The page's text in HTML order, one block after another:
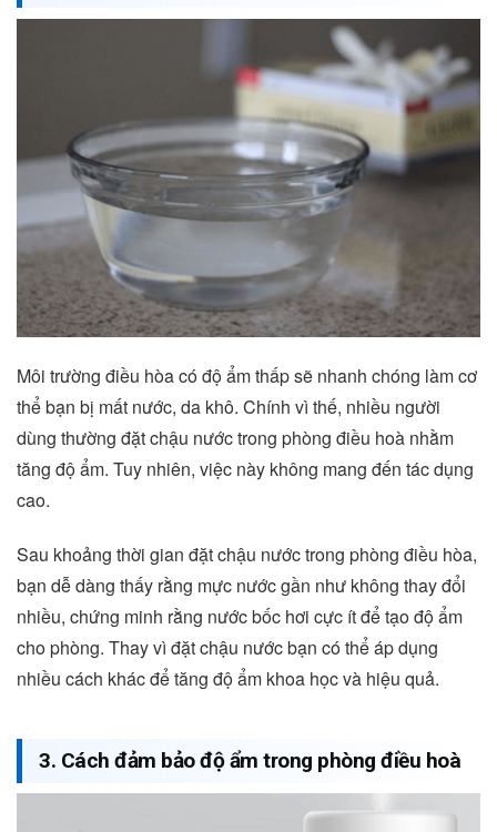
Môi trường điều hòa có độ ẩm thấp sẽ nhanh chóng làm cơ
thể bạn bị mất nước, da khô. Chính vì thế, nhiều người
dùng thường đặt chậu nước trong phòng điều hoà nhằm
tăng độ ẩm. Tuy nhiên, việc này không mang đến tác dụng
cao.
Sau khoảng thời gian đặt chậu nước trong phòng điều hòa,
bạn dễ dàng thấy rằng mực nước gần như không thay đổi
nhiều, chứng minh rằng nước bốc hơi cực ít để tạo độ ẩm
cho phòng. Thay vì đặt chậu nước bạn có thể áp dụng
nhiều cách khác để tăng độ ẩm khoa học và hiệu quả.
3. Cách đảm bảo độ ẩm trong phòng điều hoà